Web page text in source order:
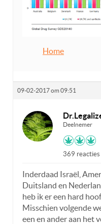
Home
09-02-2017 om 09:51
Deelnemer
369 reacties
Inderdaad Israël,
Duitsland en
heb ik er een hard
Misschien volgende
een en ander aan het